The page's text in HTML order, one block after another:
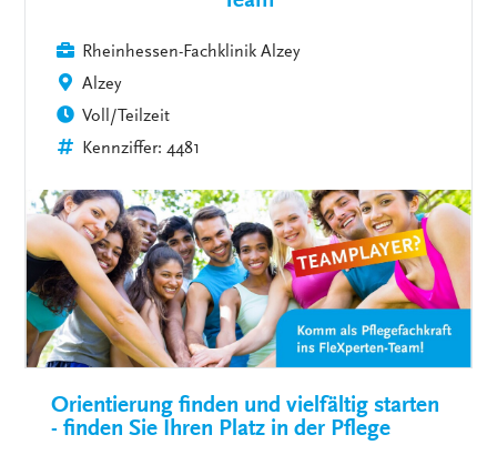
Rheinhessen-Fachklinik Alzey
Alzey
Voll/Teilzeit
Kennziffer: 4481
Orientierung finden und vielfältig starten
- finden Sie Ihren Platz in der Pflege